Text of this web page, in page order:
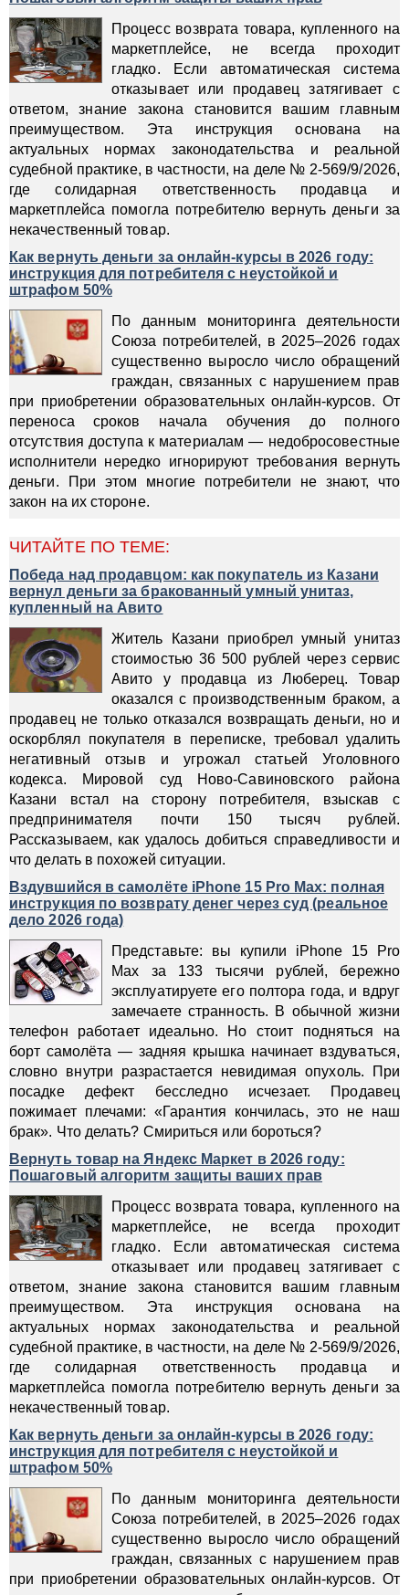
Процесс возврата товара, купленного на
маркетплейсе, не всегда проходит
гладко. Если автоматическая система
отказывает или продавец затягивает с
ответом, знание закона становится вашим главным
преимуществом. Эта инструкция основана на
актуальных нормах законодательства и реальной
судебной практике, в частности, на деле № 2-569/9/2026,
где солидарная ответственность продавца и
маркетплейса помогла потребителю вернуть деньги за
некачественный товар.
Как вернуть деньги за онлайн-курсы в 2026 году:
инструкция для потребителя с неустойкой и
штрафом 50%
По данным мониторинга деятельности
Союза потребителей, в 2025–2026 годах
существенно выросло число обращений
граждан, связанных с нарушением прав
при приобретении образовательных онлайн-курсов. От
переноса сроков начала обучения до полного
отсутствия доступа к материалам — недобросовестные
исполнители нередко игнорируют требования вернуть
деньги. При этом многие потребители не знают, что
закон на их стороне.
ЧИТАЙТЕ ПО ТЕМЕ:
Победа над продавцом: как покупатель из Казани
вернул деньги за бракованный умный унитаз,
купленный на Авито
Житель Казани приобрел умный унитаз
стоимостью 36 500 рублей через сервис
Авито у продавца из Люберец. Товар
оказался с производственным браком, а
продавец не только отказался возвращать деньги, но и
оскорблял покупателя в переписке, требовал удалить
негативный отзыв и угрожал статьей Уголовного
кодекса. Мировой суд Ново-Савиновского района
Казани встал на сторону потребителя, взыскав с
предпринимателя почти 150 тысяч рублей.
Рассказываем, как удалось добиться справедливости и
что делать в похожей ситуации.
Вздувшийся в самолёте iPhone 15 Pro Max: полная
инструкция по возврату денег через суд (реальное
дело 2026 года)
Представьте: вы купили iPhone 15 Pro
Max за 133 тысячи рублей, бережно
эксплуатируете его полтора года, и вдруг
замечаете странность. В обычной жизни
телефон работает идеально. Но стоит подняться на
борт самолёта — задняя крышка начинает вздуваться,
словно внутри разрастается невидимая опухоль. При
посадке дефект бесследно исчезает. Продавец
пожимает плечами: «Гарантия кончилась, это не наш
брак». Что делать? Смириться или бороться?
Вернуть товар на Яндекс Маркет в 2026 году:
Пошаговый алгоритм защиты ваших прав
Процесс возврата товара, купленного на
маркетплейсе, не всегда проходит
гладко. Если автоматическая система
отказывает или продавец затягивает с
ответом, знание закона становится вашим главным
преимуществом. Эта инструкция основана на
актуальных нормах законодательства и реальной
судебной практике, в частности, на деле № 2-569/9/2026,
где солидарная ответственность продавца и
маркетплейса помогла потребителю вернуть деньги за
некачественный товар.
Как вернуть деньги за онлайн-курсы в 2026 году:
инструкция для потребителя с неустойкой и
штрафом 50%
По данным мониторинга деятельности
Союза потребителей, в 2025–2026 годах
существенно выросло число обращений
граждан, связанных с нарушением прав
при приобретении образовательных онлайн-курсов. От